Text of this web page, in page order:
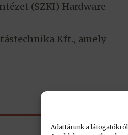
Adattárunk a
(SZKI) Hardware
Kft., amely